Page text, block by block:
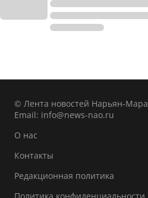
© Лента новостей Нарьян-Мара
Email: info@news-nao.ru
О нас
Контакты
Редакционная политика